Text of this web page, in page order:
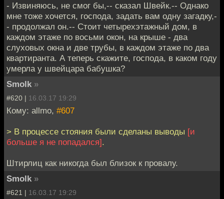
- Извиняюсь, не смог бы,-- сказал Швейк.-- Однако
мне тоже хочется, господа, задать вам одну загадку,-
- продолжал он.-- Стоит четырехэтажный дом, в
каждом этаже по восьми окон, на крыше - два
слуховых окна и две трубы, в каждом этаже по два
квартиранта. А теперь скажите, господа, в каком году
умерла у швейцара бабушка?
Smolk »
#620 | 16.03.17 19:29
Кому: allmo, #607
> В процессе стояния были сделаны выводы [и
больше я не попадался].
Штирлиц как никогда был близок к провалу.
Smolk »
#621 | 16.03.17 19:29